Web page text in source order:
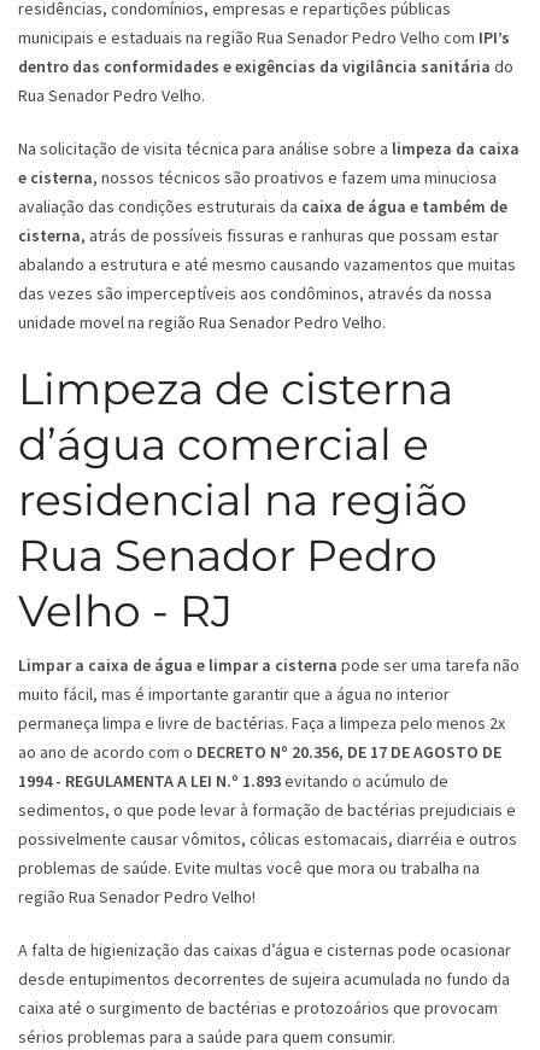
residências, condomínios, empresas e repartições públicas
municipais e estaduais na região Rua Senador Pedro Velho com IPI’s
dentro das conformidades e exigências da vigilância sanitária do
Rua Senador Pedro Velho.
Na solicitação de visita técnica para análise sobre a limpeza da caixa
e cisterna, nossos técnicos são proativos e fazem uma minuciosa
avaliação das condições estruturais da caixa de água e também de
cisterna, atrás de possíveis fissuras e ranhuras que possam estar
abalando a estrutura e até mesmo causando vazamentos que muitas
das vezes são imperceptíveis aos condôminos, através da nossa
unidade movel na região Rua Senador Pedro Velho.
Limpeza de cisterna
d’água comercial e
residencial na região
Rua Senador Pedro
Velho - RJ
Limpar a caixa de água e limpar a cisterna pode ser uma tarefa não
muito fácil, mas é importante garantir que a água no interior
permaneça limpa e livre de bactérias. Faça a limpeza pelo menos 2x
ao ano de acordo com o DECRETO Nº 20.356, DE 17 DE AGOSTO DE
1994 - REGULAMENTA A LEI N.º 1.893evitando o acúmulo de
sedimentos, o que pode levar à formação de bactérias prejudiciais e
possivelmente causar vômitos, cólicas estomacais, diarréia e outros
problemas de saúde. Evite multas você que mora ou trabalha na
região Rua Senador Pedro Velho!
A falta de higienização das caixas d’água e cisternas pode ocasionar
desde entupimentos decorrentes de sujeira acumulada no fundo da
caixa até o surgimento de bactérias e protozoários que provocam
sérios problemas para a saúde para quem consumir.